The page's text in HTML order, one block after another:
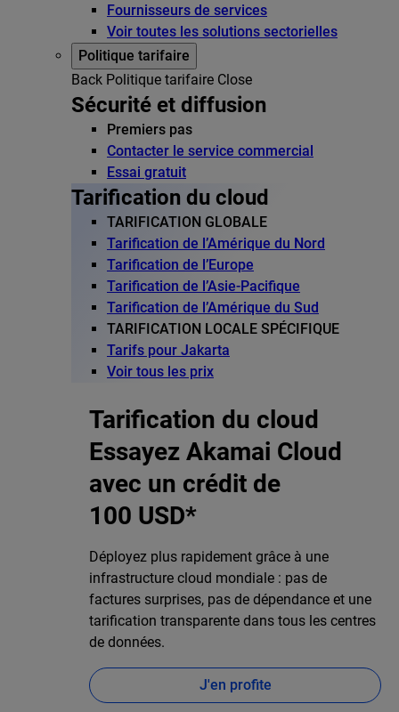
Fournisseurs de services
Voir toutes les solutions sectorielles
Politique tarifaire
Back Politique tarifaire Close
Sécurité et diffusion
Premiers pas
Contacter le service commercial
Essai gratuit
Tarification du cloud
TARIFICATION GLOBALE
Tarification de l’Amérique du Nord
Tarification de l’Europe
Tarification de l’Asie-Pacifique
Tarification de l’Amérique du Sud
TARIFICATION LOCALE SPÉCIFIQUE
Tarifs pour Jakarta
Voir tous les prix
Tarification du cloud
Essayez Akamai Cloud
avec un crédit de
100 USD*
Déployez plus rapidement grâce à une
infrastructure cloud mondiale : pas de
factures surprises, pas de dépendance et une
tarification transparente dans tous les centres
de données.
J'en profite